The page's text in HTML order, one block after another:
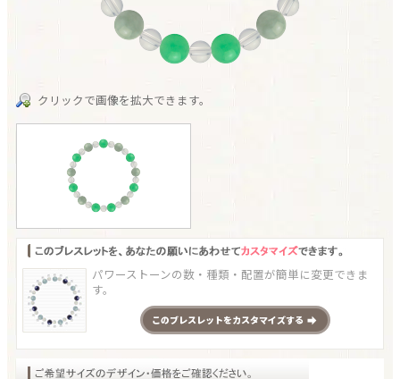
クリックで画像を拡大できます。
パワーストーンの数・種類・配置が簡単に変更できま
す。
このブレスレットをカスタマイズする